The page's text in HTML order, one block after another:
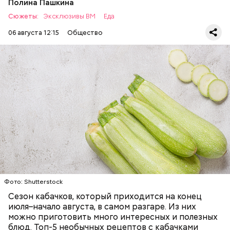
Полина Пашкина
Сюжеты: Эксклюзивы ВМ
Еда
06 августа 12:15
Общество
Фото: Shutterstock
Сезон кабачков, который приходится на конец
июля–начало августа, в самом разгаре. Из них
можно приготовить много интересных и полезных
блюд. Топ-5 необычных рецептов с кабачками
Ингредиенты:
ЕДА ОВОЩИ РЕЦЕПТЫ
Фото: Shutterstock